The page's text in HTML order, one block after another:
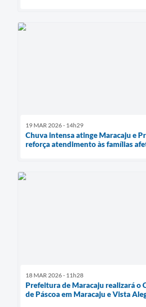
19 MAR 2026 - 14h29
Chuva intensa atinge Maracaju e
reforça atendimento às famílias
18 MAR 2026 - 11h28
Prefeitura de Maracaju realizará o
de Páscoa em Maracaju e Vista